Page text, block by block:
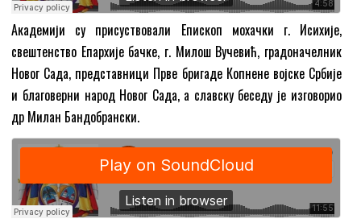
Академији су присуствовали Епископ мохачки г. Исихије,
свештенство Епархије бачке, г. Милош Вучевић, градоначелник
Новог Сада, представници Прве бригаде Копнене војске Србије
и благоверни народ Новог Сада, а славску беседу је изговорио
др Милан Бандобрански.